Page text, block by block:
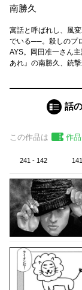
南勝久
寓話と呼ばれし、風
でいる──。殺しのプ
AYS。岡田准一さん
あれ』の南勝久、銃
話
この作品は 作
241 - 142